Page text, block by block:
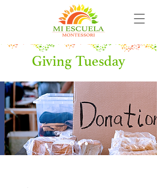
Giving Tuesday